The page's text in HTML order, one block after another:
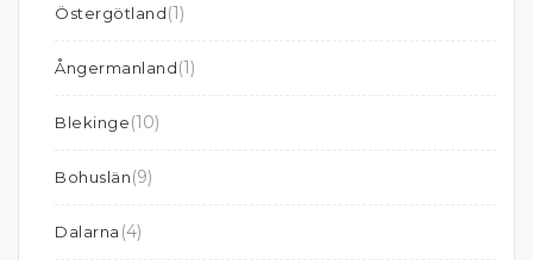
Östergötland(1)
Ångermanland(1)
Blekinge(10)
Bohuslän(9)
Dalarna (4)